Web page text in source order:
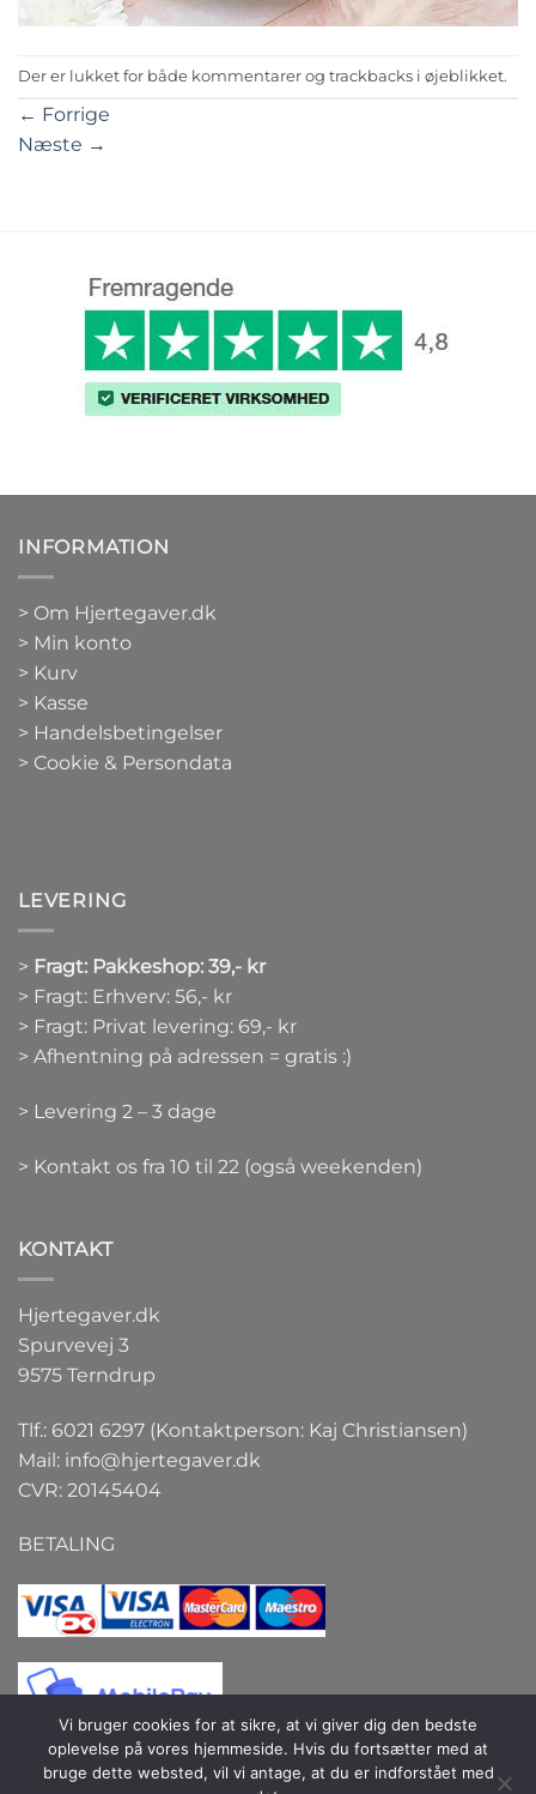
Der er lukket for både kommentarer og trackbacks i øjeblikket.
← Forrige
Næste →
INFORMATION
> Om Hjertegaver.dk
> Min konto
> Kurv
> Kasse
> Handelsbetingelser
> Cookie & Persondata
LEVERING
> Fragt: Pakkeshop: 39,- kr
> Fragt: Erhverv: 56,- kr
> Fragt: Privat levering: 69,- kr
> Afhentning på adressen = gratis :)
> Levering 2 – 3 dage
> Kontakt os fra 10 til 22 (også weekenden)
KONTAKT
Hjertegaver.dk
Spurvevej 3
9575 Terndrup
Tlf.: 6021 6297 (Kontaktperson: Kaj Christiansen)
Mail: info@hjertegaver.dk
CVR: 20145404
BETALING
Vi bruger cookies for at sikre, at vi giver dig den bedste
oplevelse på vores hjemmeside. Hvis du fortsætter med at
bruge dette websted, vil vi antage, at du er indforstået med